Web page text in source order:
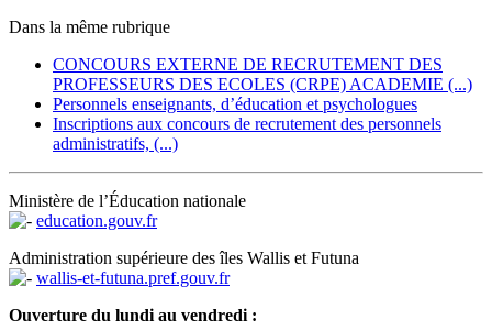
Dans la même rubrique
CONCOURS EXTERNE DE RECRUTEMENT DES
PROFESSEURS DES ECOLES (CRPE) ACADEMIE (...)
Personnels enseignants, d’éducation et psychologues
Inscriptions aux concours de recrutement des personnels
administratifs, (...)
Ministère de l’Éducation nationale
education.gouv.fr
Administration supérieure des îles Wallis et Futuna
wallis-et-futuna.pref.gouv.fr
Ouverture du lundi au vendredi :